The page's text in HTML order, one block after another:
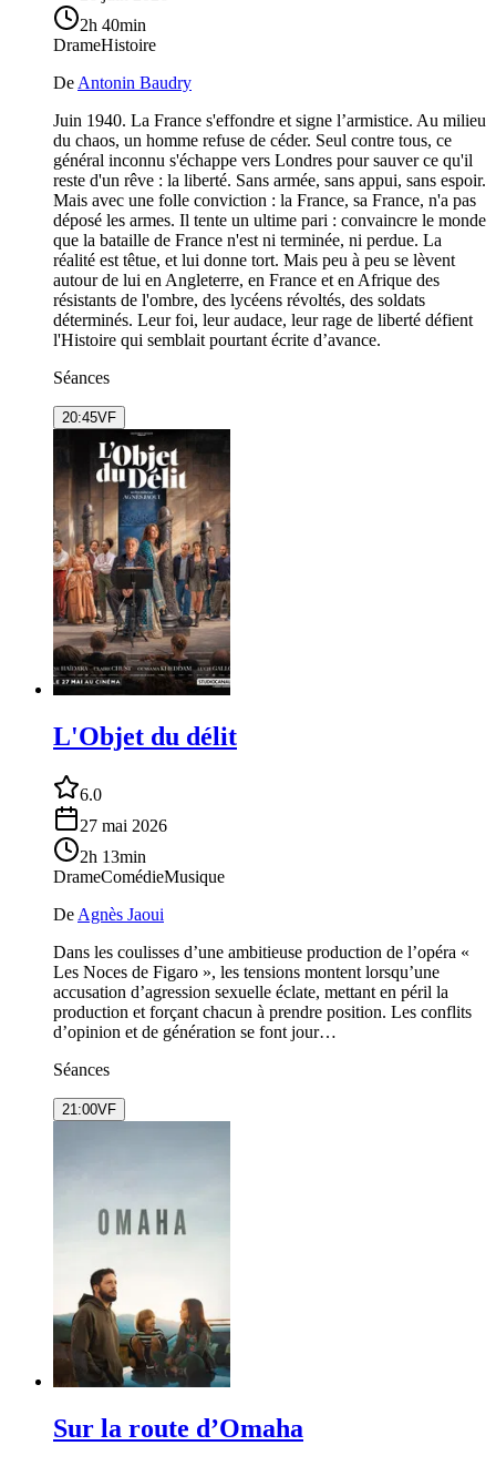
2h 40min
DrameHistoire
De Antonin Baudry
Juin 1940. La France s'effondre et signe l’armistice. Au milieu
du chaos, un homme refuse de céder. Seul contre tous, ce
général inconnu s'échappe vers Londres pour sauver ce qu'il
reste d'un rêve : la liberté. Sans armée, sans appui, sans espoir.
Mais avec une folle conviction : la France, sa France, n'a pas
déposé les armes. Il tente un ultime pari : convaincre le monde
que la bataille de France n'est ni terminée, ni perdue. La
réalité est têtue, et lui donne tort. Mais peu à peu se lèvent
autour de lui en Angleterre, en France et en Afrique des
résistants de l'ombre, des lycéens révoltés, des soldats
déterminés. Leur foi, leur audace, leur rage de liberté défient
l'Histoire qui semblait pourtant écrite d’avance.
Séances
20:45VF
L'Objet du délit
6.0
27 mai 2026
2h 13min
DrameComédieMusique
De Agnès Jaoui
Dans les coulisses d’une ambitieuse production de l’opéra «
Les Noces de Figaro », les tensions montent lorsqu’une
accusation d’agression sexuelle éclate, mettant en péril la
production et forçant chacun à prendre position. Les conflits
d’opinion et de génération se font jour…
Séances
21:00VF
Sur la route d’Omaha